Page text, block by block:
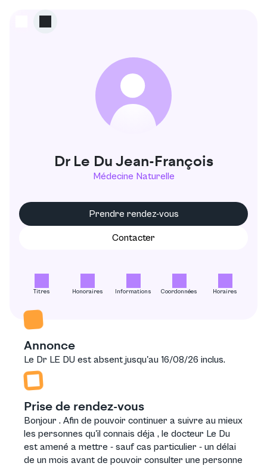
L
Dr Le Du Jean-François
Médecine Naturelle
Prendre rendez-vous
Contacter
Titres Honoraires Informations Coordonnées Horaires
Annonce
Le Dr LE DU est absent jusqu'au 16/08/26 inclus.
Prise de rendez-vous
Bonjour . Afin de pouvoir continuer a suivre au mieux
les personnes qu'il connais déja , le docteur Le Du
est amené a mettre - sauf cas particulier - un délai
de un mois avant de pouvoir consulter une personne